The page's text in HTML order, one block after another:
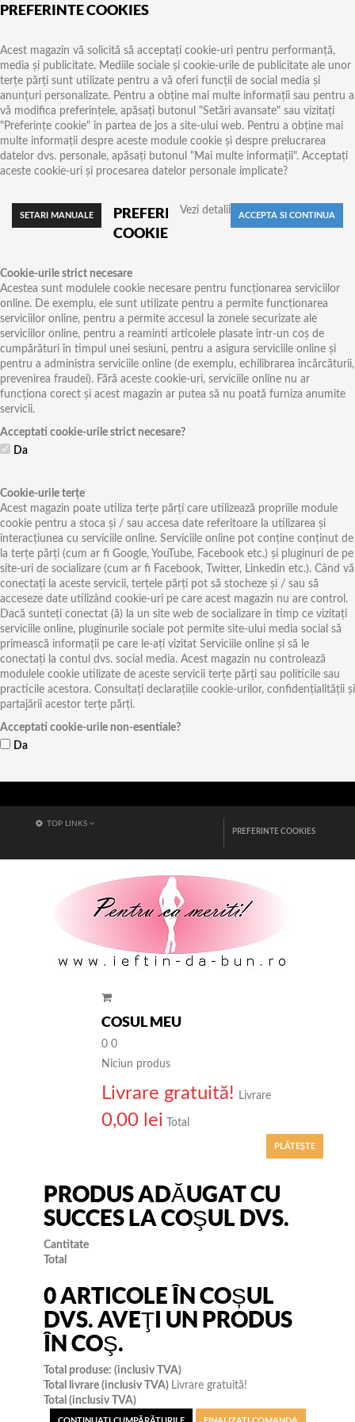
PREFERINTE COOKIES
Acest magazin vă solicită să acceptați cookie-uri pentru performanță,
media și publicitate. Mediile sociale și cookie-urile de publicitate ale unor
terțe părți sunt utilizate pentru a vă oferi funcții de social media și
anunțuri personalizate. Pentru a obține mai multe informații sau pentru a
vă modifica preferințele, apăsați butonul "Setări avansate" sau vizitați
"Preferințe cookie" în partea de jos a site-ului web. Pentru a obține mai
multe informații despre aceste module cookie și despre prelucrarea
datelor dvs. personale, apăsați butonul "Mai multe informații". Acceptați
aceste cookie-uri și procesarea datelor personale implicate?
Vezi detalii
PREFERINTE
COOKIES
Cookie-urile strict necesare
Acestea sunt modulele cookie necesare pentru funcționarea serviciilor
online. De exemplu, ele sunt utilizate pentru a permite funcționarea
serviciilor online, pentru a permite accesul la zonele securizate ale
serviciilor online, pentru a reaminti articolele plasate într-un coș de
cumpărături în timpul unei sesiuni, pentru a asigura serviciile online și
pentru a administra serviciile online (de exemplu, echilibrarea încărcăturii,
prevenirea fraudei). Fără aceste cookie-uri, serviciile online nu ar
funcționa corect și acest magazin ar putea să nu poată furniza anumite
servicii.
Acceptati cookie-urile strict necesare?
Da
Cookie-urile terțe
Acest magazin poate utiliza terțe părți care utilizează propriile module
cookie pentru a stoca și / sau accesa date referitoare la utilizarea și
interacțiunea cu serviciile online. Serviciile online pot conține conținut de
la terțe părți (cum ar fi Google, YouTube, Facebook etc.) și pluginuri de pe
site-uri de socializare (cum ar fi Facebook, Twitter, Linkedin etc.). Când vă
conectați la aceste servicii, terțele părți pot să stocheze și / sau să
acceseze date utilizând cookie-uri pe care acest magazin nu are control.
Dacă sunteți conectat (ă) la un site web de socializare în timp ce vizitați
serviciile online, pluginurile sociale pot permite site-ului media social să
primească informații pe care le-ați vizitat Serviciile online și să le
conectați la contul dvs. social media. Acest magazin nu controlează
modulele cookie utilizate de aceste servicii terțe părți sau politicile sau
practicile acestora. Consultați declarațiile cookie-urilor, confidențialității și
partajării acestor terțe părți.
Acceptati cookie-urile non-esentiale?
Da
TOP LINKS
PREFERINTE COOKIES
COSUL MEU
0 0
Niciun produs
Livrare gratuită! Livrare
0,00 lei Total
PLĂTEŞTE
PRODUS ADĂUGAT CU
SUCCES LA COŞUL DVS.
Cantitate
Total
0ARTICOLE ÎN COȘUL
DVS.AVEŢI UN PRODUS
ÎN COŞ.
Total produse: (inclusiv TVA)
Total livrare (inclusiv TVA) Livrare gratuită!
Total (inclusiv TVA)